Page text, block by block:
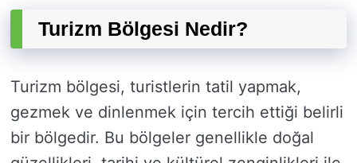
Turizm Bölgesi Nedir?
Turizm bölgesi, turistlerin tatil yapmak,
gezmek ve dinlenmek için tercih ettiği belirli
bir bölgedir. Bu bölgeler genellikle doğal